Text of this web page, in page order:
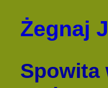
Żegnaj
Spowita